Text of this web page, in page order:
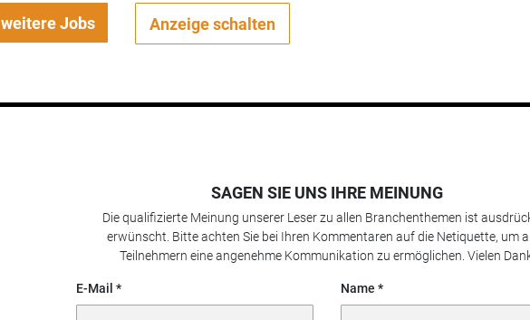
weitere Jobs Anzeige schalten
SAGEN SIE UNS IHRE MEINUNG
Die qualifizierte Meinung unserer Leser zu allen Branchenthemen ist
erwünscht. Bitte achten Sie bei Ihren Kommentaren auf die Netiquette, um
Teilnehmern eine angenehme Kommunikation zu ermöglichen. Vielen
E-Mail Name